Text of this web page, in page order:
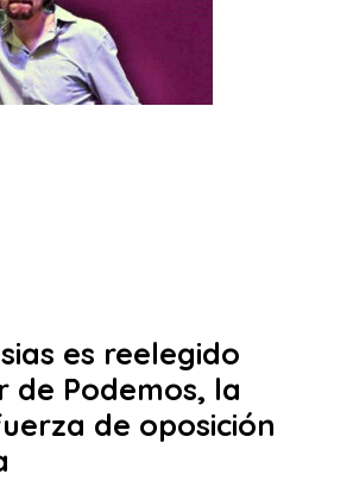
es reelegido
de Podemos, la
de oposición